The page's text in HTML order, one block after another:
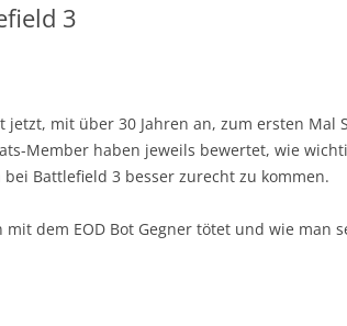
3
jetzt, mit über 30 Jahren an, zum ersten Mal
Member haben jeweils bewertet, wie
Battlefield 3 besser zurecht zu kommen.
mit dem EOD Bot Gegner tötet und wie man